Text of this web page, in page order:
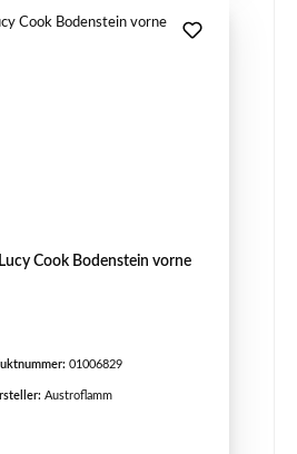
Cook Bodenstein vorne
01006829
Austroflamm